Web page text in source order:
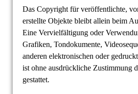
Das Copyright für veröffentlichte,
erstellte Objekte bleibt allein beim
Eine Vervielfältigung oder
Grafiken, Tondokumente,
anderen elektronischen oder
ist ohne ausdrückliche Zustimmung
gestattet.